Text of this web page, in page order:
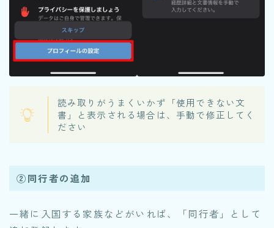
読み取りがうまくいかず「使用できない文
書」と表示される場合は、手動で修正してく
ださい
②同行者の追加
一緒に入国する家族などがいれば、「同行者」として